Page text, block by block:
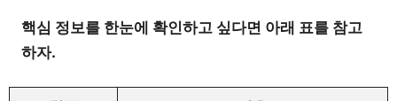
핵심 정보를 한눈에 확인하고 싶다면 아래 표를 참고
하자.